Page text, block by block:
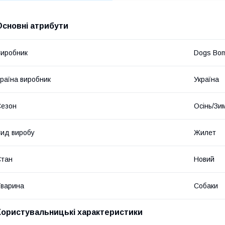
атрибути
Dogs
виробник Україна
Осінь/
виробу Жилет
Новий
Собаки
характеристики